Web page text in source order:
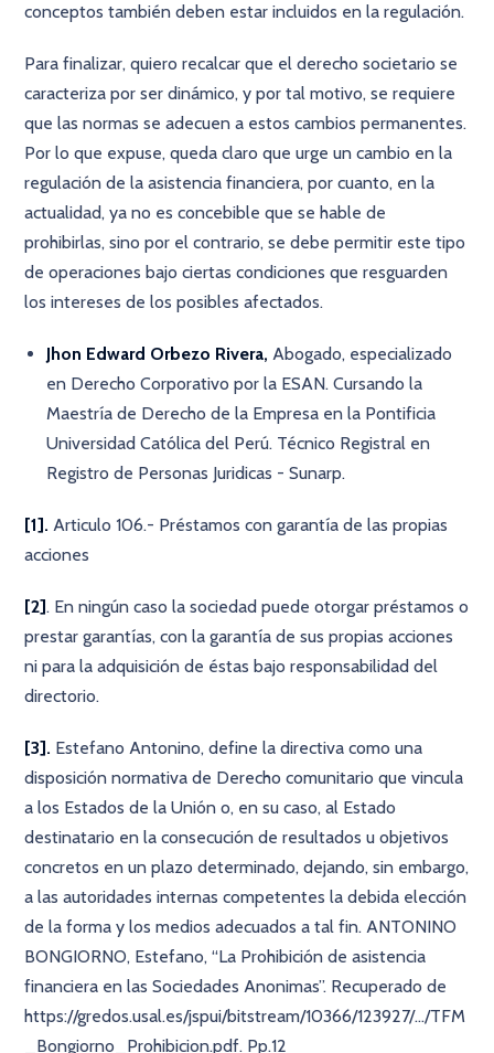
conceptos también deben estar incluidos en la regulación.
Para finalizar, quiero recalcar que el derecho societario se
caracteriza por ser dinámico, y por tal motivo, se requiere
que las normas se adecuen a estos cambios permanentes.
Por lo que expuse, queda claro que urge un cambio en la
regulación de la asistencia financiera, por cuanto, en la
actualidad, ya no es concebible que se hable de
prohibirlas, sino por el contrario, se debe permitir este tipo
de operaciones bajo ciertas condiciones que resguarden
los intereses de los posibles afectados.
Jhon Edward Orbezo Rivera,Abogado, especializado
en Derecho Corporativo por la ESAN. Cursando la
Maestría de Derecho de la Empresa en la Pontificia
Universidad Católica del Perú. Técnico Registral en
Registro de Personas Juridicas - Sunarp.
[1].Articulo 106.- Préstamos con garantía de las propias
acciones
[2]. En ningún caso la sociedad puede otorgar préstamos o
prestar garantías, con la garantía de sus propias acciones
ni para la adquisición de éstas bajo responsabilidad del
directorio.
[3]. Estefano Antonino, define la directiva como una
disposición normativa de Derecho comunitario que vincula
a los Estados de la Unión o, en su caso, al Estado
destinatario en la consecución de resultados u objetivos
concretos en un plazo determinado, dejando, sin embargo,
a las autoridades internas competentes la debida elección
de la forma y los medios adecuados a tal fin. ANTONINO
BONGIORNO, Estefano, “La Prohibición de asistencia
financiera en las Sociedades Anonimas”. Recuperado de
https://gredos.usal.es/jspui/bitstream/10366/123927/.../TFM
_Bongiorno_Prohibicion.pdf. Pp.12